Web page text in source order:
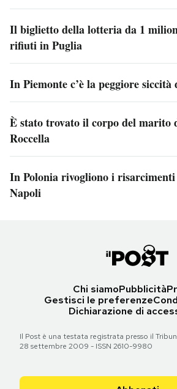
Il biglietto della lotteria da 1
rifiuti in Puglia
In Piemonte c’è la peggiore
È stato trovato il corpo del marito
Roccella
In Polonia rivogliono i
Napoli
Chi siamoPubblicità
Gestisci le preferenze
Dichiarazione di
Il Post è una testata registrata presso il
28 settembre 2009 - ISSN 2610-9980